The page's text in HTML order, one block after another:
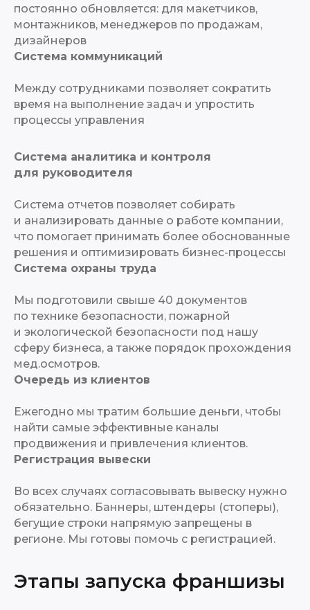
постоянно обновляется: для макетчиков,
монтажников, менеджеров по продажам,
дизайнеров
Система коммуникаций
Между сотрудниками позволяет сократить
время на выполнение задач и упростить
процессы управления
Система аналитика и контроля
для руководителя
Система отчетов позволяет собирать
и анализировать данные о работе компании,
что помогает принимать более обоснованные
решения и оптимизировать бизнес-процессы
Система охраны труда
Мы подготовили свыше 40 документов
по технике безопасности, пожарной
и экологической безопасности под нашу
сферу бизнеса, а также порядок прохождения
мед.осмотров.
Очередь из клиентов
Ежегодно мы тратим большие деньги, чтобы
найти самые эффективные каналы
продвижения и привлечения клиентов.
Регистрация вывески
Во всех случаях согласовывать вывеску нужно
обязательно. Баннеры, штендеры (стоперы),
бегущие строки напрямую запрещены в
регионе. Мы готовы помочь с регистрацией.
Этапы запуска франшизы